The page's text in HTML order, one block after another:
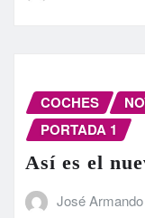
COCHES
PORTADA 1
Así es el
José